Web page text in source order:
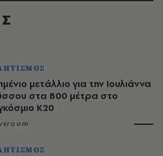
μετάλλιο για την Ιουλιάννα
στα 800 μέτρα στο
Κ20